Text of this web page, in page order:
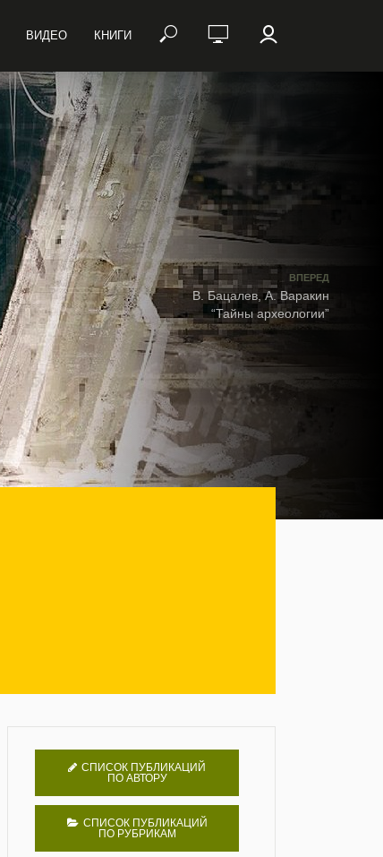
ВИДЕО КНИГИ
ВПЕРЕД
В. Бацалев, А. Варакин
“Тайны археологии”
СПИСОК ПУБЛИКАЦИЙ
ПО АВТОРУ
СПИСОК ПУБЛИКАЦИЙ
ПО РУБРИКАМ